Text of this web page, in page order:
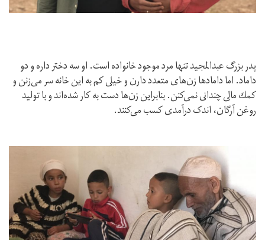
پدر بزرگ عبدالمجيد تنها مرد موجود خانواده است. او سه دختر داره و دو
داماد. اما دامادها زن‌هاى متعدد دارن و خيلى كم به اين خانه سر مى‌زنن و
كمك مالى چندانى نمى‌كنن. بنابراين زن‌ها دست‌ به كار شده‌اند و با توليد
روغن آرگان، اندک درآمدى كسب مى‌كنند.